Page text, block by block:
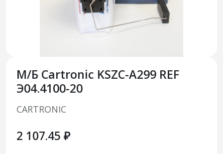
М/Б Cartronic KSZC-A299 REF
Э04.4100-20
CARTRONIC
2 107.45 ₽